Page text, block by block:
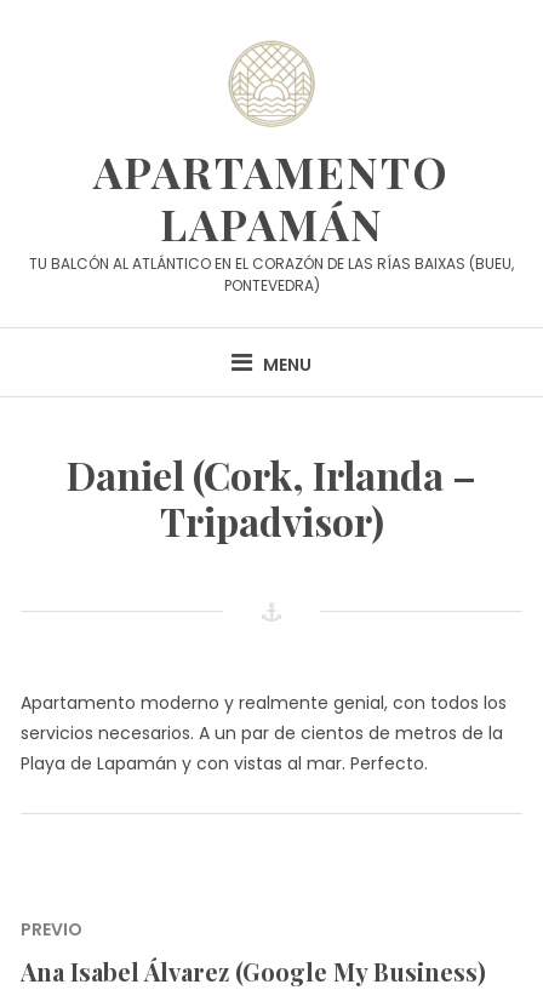
APARTAMENTO
LAPAMÁN
TU BALCÓN AL ATLÁNTICO EN EL CORAZÓN DE LAS RÍAS BAIXAS (BUEU,
PONTEVEDRA)
MENU
Daniel (Cork, Irlanda –
Tripadvisor)
Apartamento moderno y realmente genial, con todos los
servicios necesarios. A un par de cientos de metros de la
Playa de Lapamán y con vistas al mar. Perfecto.
Navegación
de
PREVIO
Artículo
Ana Isabel Álvarez (Google My Business)